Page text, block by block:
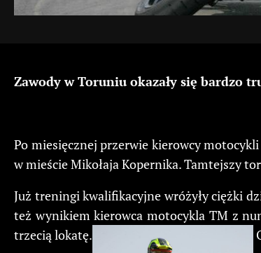
Zawody w Toruniu okazały się bardzo
Po miesięcznej przerwie kierowcy
w mieście Mikołaja Kopernika. Tamtejszy
Już treningi kwalifikacyjne wróżyły ciężki
też wynikiem kierowca motocykla TM z
trzecią lokatę.